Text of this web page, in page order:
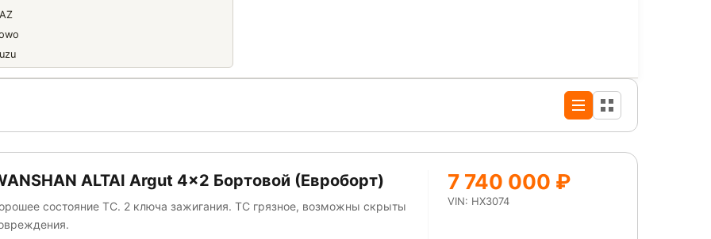
АВТОМОБИЛЬНЫЙ ЗАВОД ГЕФ
ALTAI Аrgut 4x2 Бортовой (Евроборт)
состояние ТС. 2 ключа зажигания. ТС грязное, возможны скрыты
7 740 000 ₽
VIN: HX3074